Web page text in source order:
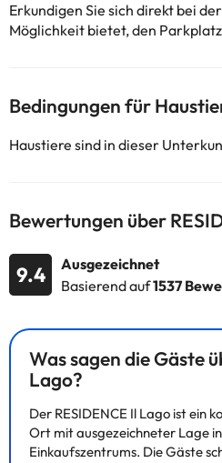
Erkundigen Sie sich direkt bei
Möglichkeit bietet, den Parkplatz
Bedingungen für
Haustiere sind in dieser
Bewertungen über
9.4
Ausgezeichnet
Basierend auf1537
Was sagen die Gäste
Lago?
Der RESIDENCE Il Lago ist ein
Ort mit ausgezeichneter Lage
Einkaufszentrums. Die Gäste